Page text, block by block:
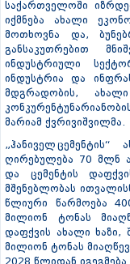
საქართველოში
იქმნება ახალი
მოთხოვნა და,
განსაკუთრებით
ინდუსტრიული
ინდუსტრია და
მდგრადობის,
მარიამ ქვრივიშვილმა.
„ჰანიველ
ღირებულება 70 მლნ
და ცემენტის
მშენებლობას
წლიური წარმოება
მილიონ ტონას
დაფქვის ახალი ხაზი,
მილიონ ტონას